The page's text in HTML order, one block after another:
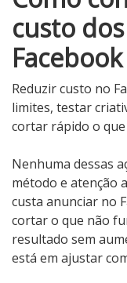
custo
Reduzir custo no
limites, testar
cortar rápido o
Nenhuma dessas
método e atenção
custa anunciar no
cortar o que não
resultado sem
está em ajustar